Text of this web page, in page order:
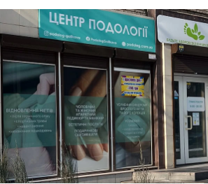
підприємцям-новачкам складно
всі витрати, тож краще спочатку
життєздатність бізнес-ідеї, а вже
грантові кошти для масштабування.